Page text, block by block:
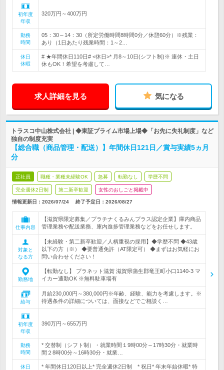
初年度
年収
320万円～400万円
勤務
時間
05：30～14：30（所定労働時間8時間0分／休憩60分）※残業：
あり（1日あたり残業時間：1～2…
休日
休暇
# ★年間休日110日# <休日>* 月8～10日(シフト制)※ 連休・土日
休もOK！希望を考慮して…
求人詳細を見る 気になる
トラスコ中山株式会社 | ◆東証プライム市場上場◆「お先に失礼制度」など
独自の制度充実
【総合職（商品管理・配送）】年間休日121日／賞与実績5ヵ月
分
正社員 職種・業種未経験OK 急募 転勤なし 学歴不問
完全週休2日制 第二新卒歓迎 女性のおしごと掲載中
情報更新日：2026/07/24 終了予定日： 2026/08/27
仕事内容
【滋賀県限定募集／プラチナくるみんプラス認定企業】庫内商品
管理業務や配送業務、庫内進捗管理業務などをお任せします。
対象と
なる方
【未経験・第二新卒歓迎／人柄重視の採用】◆学歴不問 ◆43歳
以下の方（※） ◆要普通免許（AT限定可） ◆まずはお気軽にお
問い合わせください！
勤務地
【転勤なし】 プラネット滋賀 滋賀県蒲生郡竜王町小口1140-3 マ
イカー通勤OK ※無料駐車場有
給与
月給230,000円～380,000円※年齢、経験、能力を考慮します。※
待遇条件の詳細については、面接などでご相談く…
初年度
年収
390万円～655万円
勤務
時間
* 交替制（シフト制）・就業時間１9時00分～17時30分・就業時
間２8時00分～16時30分・就業…
休日
* 年間休日120日以上* 完全週休2日制 * 祝日* 年末年始休暇* 特